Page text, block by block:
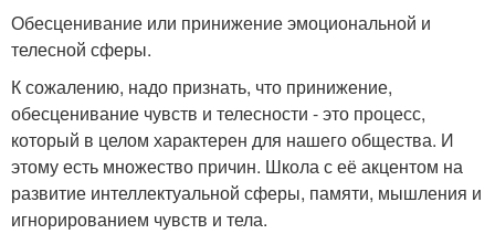
Обесценивание или принижение эмоциональной и
телесной сферы.
К сожалению, надо признать, что принижение,
обесценивание чувств и телесности - это процесс,
который в целом характерен для нашего общества. И
этому есть множество причин. Школа с её акцентом на
развитие интеллектуальной сферы, памяти, мышления и
игнорированием чувств и тела.